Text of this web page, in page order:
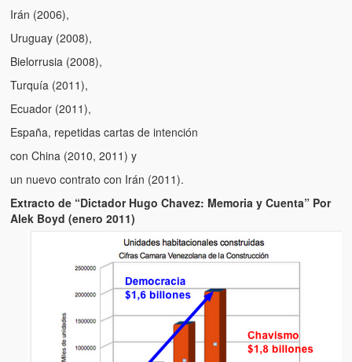
Irán (2006),
Uruguay (2008),
Bielorrusia (2008),
Turquía (2011),
Ecuador (2011),
España, repetidas cartas de intención
con China (2010, 2011) y
un nuevo contrato con Irán (2011).
Extracto de “Dictador Hugo Chavez: Memoria y Cuenta” Por
Alek Boyd (enero 2011)